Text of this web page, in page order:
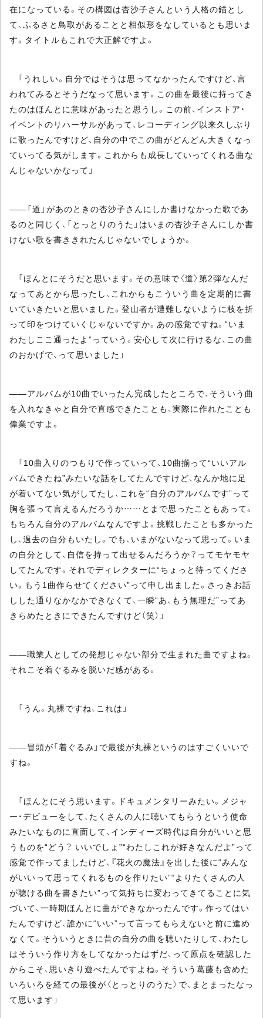
在になっている。その構図は杏沙子さんという人格の錨とし
て、ふるさと鳥取があることと相似形をなしているとも思いま
す。タイトルもこれで大正解ですよ。
「うれしい。自分ではそうは思ってなかったんですけど、言
われてみるとそうだなって思います。この曲を最後に持ってき
たのはほんとに意味があったと思うし。この前、インストア・
イベントのリハーサルがあって、レコーディング以来久しぶり
に歌ったんですけど、自分の中でこの曲がどんどん大きくなっ
ていってる気がします。これからも成長していってくれる曲な
んじゃないかなって」
――「道」があのときの杏沙子さんにしか書けなかった歌であ
るのと同じく、「とっとりのうた」はいまの杏沙子さんにしか書
けない歌を書ききれたんじゃないでしょうか。
「ほんとにそうだと思います。その意味で〈道〉第2弾なんだ
なってあとから思ったし、これからもこういう曲を定期的に書
いていきたいと思いました。登山者が遭難しないように枝を折
って印をつけていくじゃないですか。あの感覚ですね。“いま
わたしここ通ったよ”っていう。安心して次に行けるな、この曲
のおかげで、って思いました」
――アルバムが10曲でいったん完成したところで、そういう曲
を入れなきゃと自分で直感できたことも、実際に作れたことも
偉業ですよ。
「10曲入りのつもりで作っていって、10曲揃って“いいアル
バムできたね”みたいな話をしてたんですけど、なんか地に足
が着いてない気がしてたし、これを“自分のアルバムです”って
胸を張って言えるんだろうか……とまで思ったこともあって。
もちろん自分のアルバムなんですよ。挑戦したことも多かった
し、過去の自分もいたし。でも、いまがないなって思って。いま
の自分として、自信を持って出せるんだろうか？ってモヤモヤ
してたんです。それでディレクターに“ちょっと待ってくださ
い。もう1曲作らせてください”って申し出ました。さっきお話
しした通りなかなかできなくて、一瞬“あ、もう無理だ”ってあ
きらめたときにできたんですけど（笑）」
――職業人としての発想じゃない部分で生まれた曲ですよね。
それこそ着ぐるみを脱いだ感がある。
「うん。丸裸ですね、これは」
――冒頭が「着ぐるみ」で最後が丸裸というのはすごくいいで
すね。
「ほんとにそう思います。ドキュメンタリーみたい。メジャ
ー・デビューをして、たくさんの人に聴いてもらうという使命
みたいなものに直面して、インディーズ時代は自分がいいと思
うものを“どう？ いいでしょ”“わたしこれが好きなんだよ”って
感覚で作ってましたけど、『花火の魔法』を出した後に“みんな
がいいって思ってくれるものを作りたい”“よりたくさんの人
が聴ける曲を書きたい”って気持ちに変わってきてることに気
づいて、一時期ほんとに曲ができなかったんです。作ってはい
たんですけど、誰かに“いい”って言ってもらえないと前に進め
なくて。そういうときに昔の自分の曲を聴いたりして、わたし
はそういう作り方をしてなかったはずだ、って原点を確認した
からこそ、思いきり遊べたんですよね。そういう葛藤も含めた
いろいろを経ての最後が〈とっとりのうた〉で、まとまったなっ
て思います」